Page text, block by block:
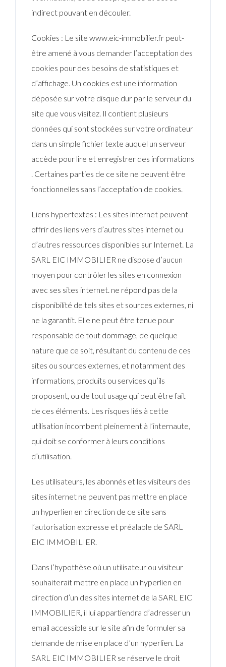
indirect pouvant en découler.
Cookies : Le site www.eic-immobilier.fr peut-
être amené à vous demander l’acceptation des
cookies pour des besoins de statistiques et
d’affichage. Un cookies est une information
déposée sur votre disque dur par le serveur du
site que vous visitez. Il contient plusieurs
données qui sont stockées sur votre ordinateur
dans un simple fichier texte auquel un serveur
accède pour lire et enregistrer des informations
. Certaines parties de ce site ne peuvent être
fonctionnelles sans l’acceptation de cookies.
Liens hypertextes : Les sites internet peuvent
offrir des liens vers d’autres sites internet ou
d’autres ressources disponibles sur Internet. La
SARL EIC IMMOBILIER ne dispose d’aucun
moyen pour contrôler les sites en connexion
avec ses sites internet. ne répond pas de la
disponibilité de tels sites et sources externes, ni
ne la garantit. Elle ne peut être tenue pour
responsable de tout dommage, de quelque
nature que ce soit, résultant du contenu de ces
sites ou sources externes, et notamment des
informations, produits ou services qu’ils
proposent, ou de tout usage qui peut être fait
de ces éléments. Les risques liés à cette
utilisation incombent pleinement à l’internaute,
qui doit se conformer à leurs conditions
d’utilisation.
Les utilisateurs, les abonnés et les visiteurs des
sites internet ne peuvent pas mettre en place
un hyperlien en direction de ce site sans
l’autorisation expresse et préalable de SARL
EIC IMMOBILIER.
Dans l’hypothèse où un utilisateur ou visiteur
souhaiterait mettre en place un hyperlien en
direction d’un des sites internet de la SARL EIC
IMMOBILIER, il lui appartiendra d’adresser un
email accessible sur le site afin de formuler sa
demande de mise en place d’un hyperlien. La
SARL EIC IMMOBILIER se réserve le droit